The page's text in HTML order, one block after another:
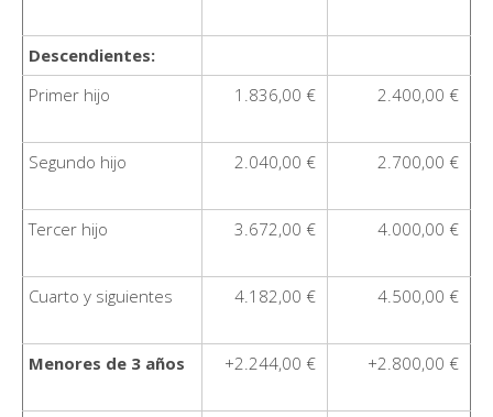
Descendientes:
Primer hijo
1.836,00 € 2.400,00 €
Segundo hijo 2.040,00 € 2.700,00 €
Tercer hijo 3.672,00 € 4.000,00 €
Cuarto y siguientes 4.182,00 € 4.500,00 €
Menores de 3 años +2.244,00 € +2.800,00 €